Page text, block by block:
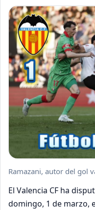
Ramazani, autor del gol
El Valencia CF ha
domingo, 1 de marzo,